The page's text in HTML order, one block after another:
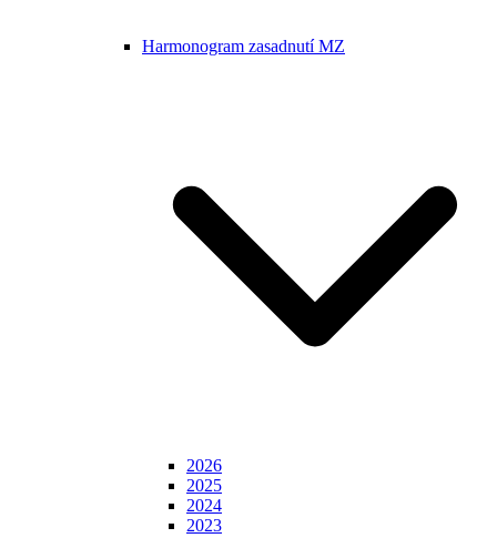
Harmonogram zasadnutí MZ
2026
2025
2024
2023